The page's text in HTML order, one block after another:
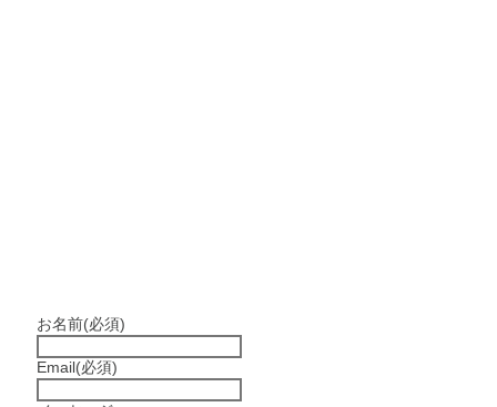
お名前(必須)
Email(必須)